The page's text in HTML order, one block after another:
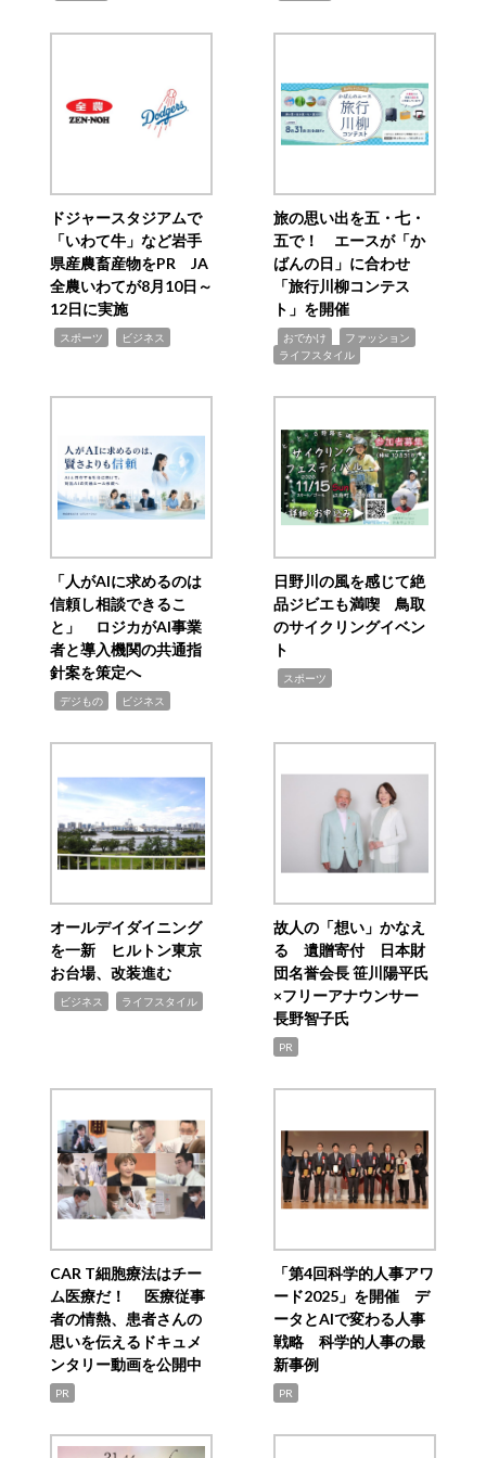
ドジャースタジアムで
「いわて牛」など岩手
県産農畜産物をPR JA
全農いわてが8月10日～
12日に実施
スポーツ ビジネス
旅の思い出を五・七・
五で！ エースが「か
ばんの日」に合わせ
「旅行川柳コンテス
ト」を開催
おでかけ ファッション
ライフスタイル
「人がAIに求めるのは
信頼し相談できるこ
と」 ロジカがAI事業
者と導入機関の共通指
針案を策定へ
デジもの ビジネス
日野川の風を感じて絶
品ジビエも満喫 鳥取
のサイクリングイベン
ト
スポーツ
オールデイダイニング
を一新 ヒルトン東京
お台場、改装進む
ビジネス ライフスタイル
故人の「想い」かなえ
る 遺贈寄付 日本財
団名誉会長 笹川陽平氏
×フリーアナウンサー
長野智子氏
PR
CAR T細胞療法はチー
ム医療だ！ 医療従事
者の情熱、患者さんの
思いを伝えるドキュメ
ンタリー動画を公開中
PR
「第4回科学的人事アワ
ード2025」を開催 デ
ータとAIで変わる人事
戦略 科学的人事の最
新事例
PR